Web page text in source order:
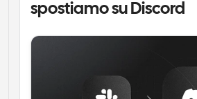
spostiamo su Discord